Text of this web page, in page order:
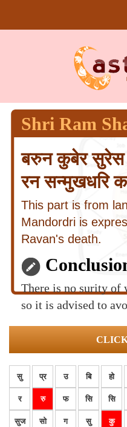
Shri Ram
बरुन कुबेर सुरेस
रन सन्मुखधरि
This part is from
Mandordri is
Ravan's death.
There is no surity of
so it is advised to
सु प्र उ बि हो
र रु फ सि सि
सुज सो ग सु कु